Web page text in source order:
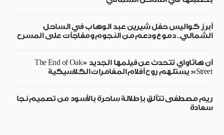
أبرز كواليس حفل شيرين عبد الوهاب في الساحل
الشمالي.. دموع ودعم من النجوم ومفاجآت على المسرح
آن هاثاواي تتحدث عن فيلمها الجديد «The End of Oak
Street»: يستلهم روح أفلام المغامرات الكلاسيكية
ريم مصطفى تتألق بإطلالة ساحرة بالأسود من تصميم نجا
سعادة